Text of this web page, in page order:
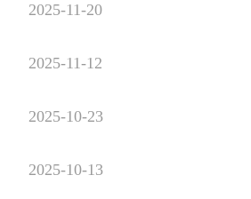
2025-11-20
2025-11-12
2025-10-23
2025-10-13